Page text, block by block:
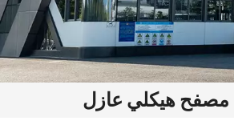
مصفح هيكلي عازل